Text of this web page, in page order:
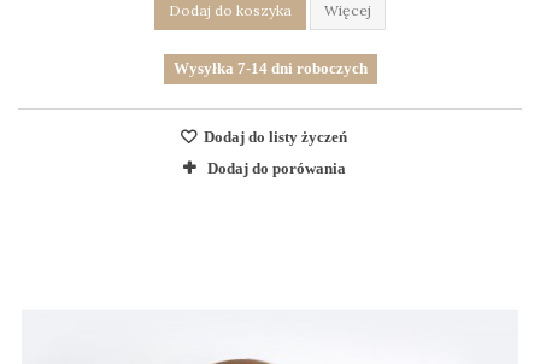
Dodaj do koszyka Więcej
Wysyłka 7-14 dni roboczych
Dodaj do listy życzeń
Dodaj do porówania